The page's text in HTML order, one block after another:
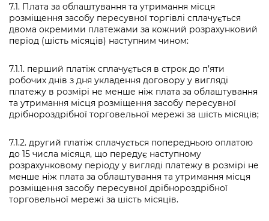
7.1. Плата за облаштування та утримання місця
розміщення засобу пересувної торгівлі сплачується
двома окремими платежами за кожний розрахунковий
період (шість місяців) наступним чином:
7.1.1. перший платіж сплачується в строк до п’яти
робочих днів з дня укладення договору у вигляді
платежу в розмірі не менше ніж плата за облаштування
та утримання місця розміщення засобу пересувної
дрібнороздрібної торговельної мережі за шість місяців;
7.1.2. другий платіж сплачується попередньою оплатою
до 15 числа місяця, що передує наступному
розрахунковому періоду у вигляді платежу в розмірі не
менше ніж плата за облаштування та утримання місця
розміщення засобу пересувної дрібнороздрібної
торговельної мережі за шість місяців.